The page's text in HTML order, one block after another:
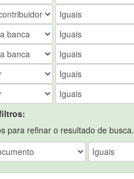
para refinar o resultado de busca.